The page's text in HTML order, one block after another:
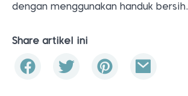
dengan menggunakan handuk bersih.
Share artikel ini